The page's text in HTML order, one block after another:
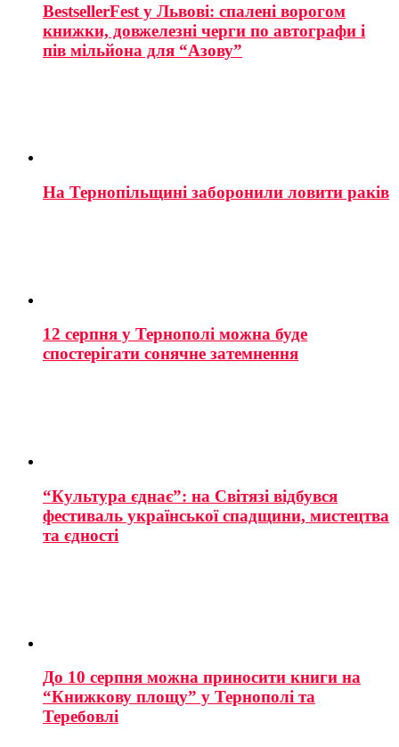
BestsellerFest у Львові: спалені ворогом
книжки, довжелезні черги по автографи і
пів мільйона для “Азову”
На Тернопільщині заборонили ловити раків
12 серпня у Тернополі можна буде
спостерігати сонячне затемнення
“Культура єднає”: на Світязі відбувся
фестиваль української спадщини, мистецтва
та єдності
До 10 серпня можна приносити книги на
“Книжкову площу” у Тернополі та
Теребовлі